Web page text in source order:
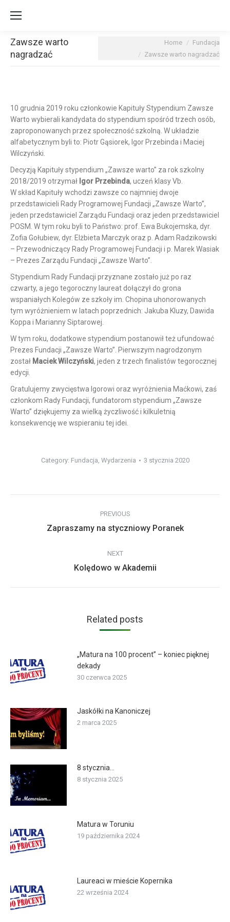
Zawsze warto
nagradzać
Home
Fundacja
Zawsze warto nagradzać
10 grudnia 2019 roku członkowie Kapituły Stypendium Zawsze
Warto wybierali kandydata do stypendium spośród trzech osób,
zaproponowanych przez społeczność szkolną. W układzie
alfabetycznym byli to: Piotr Gąsiorek, Igor Przebinda i Maciej
Wilczyński.
Decyzją Kapituły stypendium „Zawsze warto” za rok szkolny
2018/2019 otrzymał Igor Przebinda, uczeń klasy Vb.
W skład Kapituły wchodzi zawsze co najmniej dwoje
przedstawicieli Rady Programowej Fundacji „Zawsze Warto”,
jeden przedstawiciel Zarządu Fundacji oraz jeden przedstawiciel
POSM. W tym roku byli to Państwo: prof. Ewa Bukojemska, dyr.
Zofia Gołubiew, dyr. Elżbieta Marczyk oraz p. Adam Radzikowski
– Przewodniczący Rady Programowej Fundacji i p. Marek Wasiak
– Prezes Zarządu Fundacji „Zawsze Warto”.
Stypendium Rady Fundacji przyznane zostało już po raz
czwarty, a jego tegoroczny laureat dołączył do grona
wspaniałych Kolegów ze szkoły im. Chopina uhonorowanych
tym wyróżnieniem w latach poprzednich: Jakuba Kluzy, Dawida
Koppa i Marianny Siptarowej.
W tym roku, dodatkowe stypendium postanowił też ufundować
Prezes Fundacji „Zawsze Warto”. Pierwszym nagrodzonym
został Maciek Wilczyński, jeden z trzech finalistów tegorocznej
edycji.
Gratulujemy zwycięstwa Igorowi oraz wyróżnienia Maćkowi, zaś
członkom Rady Fundacji, fundatorom stypendium „Zawsze
Warto” dziękujemy za wielką życzliwość i kilkuletnią
konsekwencję we wspieraniu tej idei.
Category: Fundacja, Wydarzenia 3 stycznia 2020
navigation
PREVIOUS
Previous
Zapraszamy na styczniowy Poranek
NEXT
Next
Kolędowo w Akademii
Related posts
„Matura na 100 procent” – koniec pięknej
dekady
30 czerwca 2025
Jaskółki na Kanoniczej
2 marca 2025
8 stycznia…
8 stycznia 2025
Matura w Toruniu
19 października 2024
Laureaci w mieście Kopernika
22 września 2024